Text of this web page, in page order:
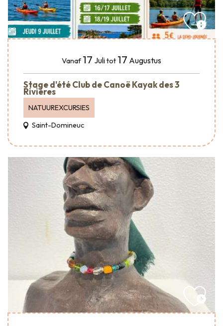
Vanaf 17 Julitot 17 Augustus
Stage d'été Club de Canoë Kayak des 3
Rivières
NATUUREXCURSIES
Saint-Domineuc